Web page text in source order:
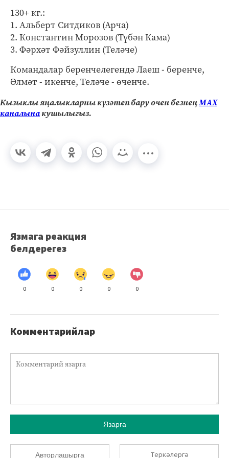
130+ кг.:
1. Альберт Ситдиков (Арча)
2. Константин Морозов (Түбән Кама)
3. Фәрхәт Фәйзуллин (Теләче)
Командалар беренчелегендә Лаеш - беренче,
Әлмәт - икенче, Теләче - өченче.
Кызыклы яңалыкларны күзәтеп бару өчен безнеңМАХ
каналынакушылыгыз.
Язмага реакция
белдерегез
0 0 0 0 0
Комментарийлар
Язарга
Авторлашырга Теркәлергә